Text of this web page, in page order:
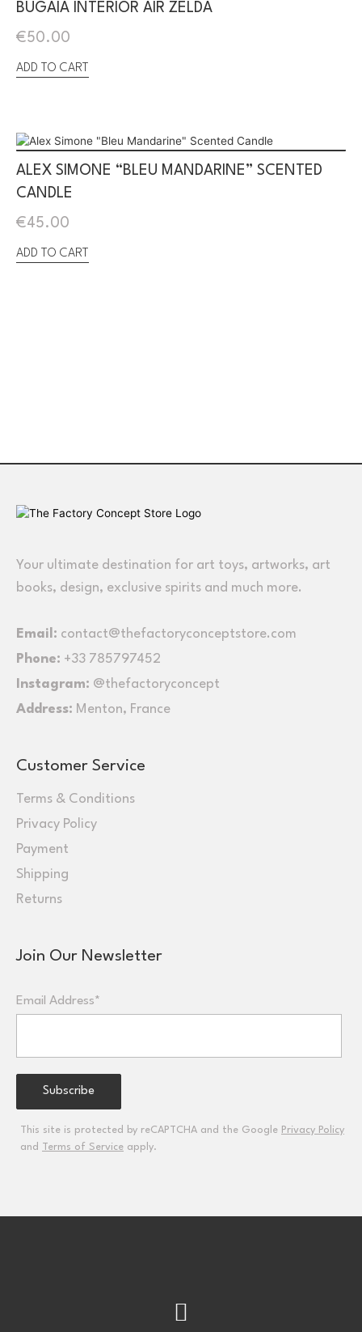
BUGAIA INTERIOR AIR ZELDA
€50.00
ADD TO CART
ALEX SIMONE “BLEU MANDARINE” SCENTED
CANDLE
€45.00
ADD TO CART
Your ultimate destination for art toys, artworks, art
books, design, exclusive spirits and much more.
Email: contact@thefactoryconceptstore.com
Phone: +33 785797452
Instagram: @thefactoryconcept
Address: Menton, France
Customer Service
Terms & Conditions
Privacy Policy
Payment
Shipping
Returns
Join Our Newsletter
Email Address*
This site is protected by reCAPTCHA and the Google Privacy Policy
and
Terms of Service apply.